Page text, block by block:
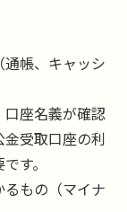
帳、キャッシ
座名義が確認
受取口座の利
す。
もの（マイナ